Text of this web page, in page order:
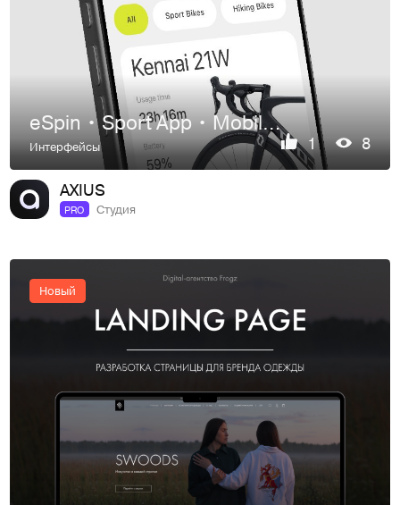
eSpin • Sport App • Mobile App • UI UX
Интерфейсы 1 8
AXIUS
PRO Студия
Новый